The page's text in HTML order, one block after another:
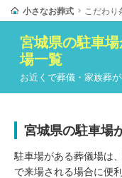
小さなお葬式 こだわり
宮城県の駐車
場一覧
お近くで葬儀・家族葬
宮城県の駐車場
駐車場がある葬儀場は
で来場される場合に便